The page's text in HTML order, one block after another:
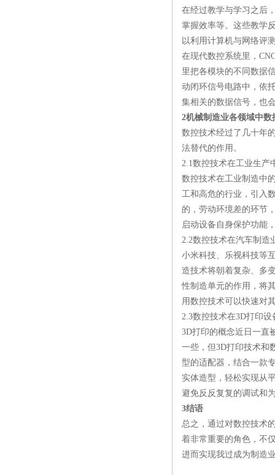
在经过教学与学习之后
掌握效率等。这些教学
以利用计算机与网络评
在现代数控系统里，
里把各模块的不同数据
动闭环信号电路中，依
集相关的数据信号，也
2机械制造业各领域中
数控技术经过了几十年
法替代的作用。
2.1数控技术在工业生产
数控技术在工业制造中
工和高危的行业，引入
的，劳动环境差的环节
启动设备自身保护功能
2.2数控技术在汽车制造
小米科技、乐视科技等
造技术将朝着复杂、多
性制造单元的作用，将
用数控技术可以快速对
2.3数控技术在3D打印设
3D打印的概念近日一直
一些，但3D打印技术和
型的适配器，结合一款
实体造型，轻松实现从
避免反反复复的调试和
3结语
总之，通过对数控技术
着非常重要的角色，不
进而实现我过成为制造